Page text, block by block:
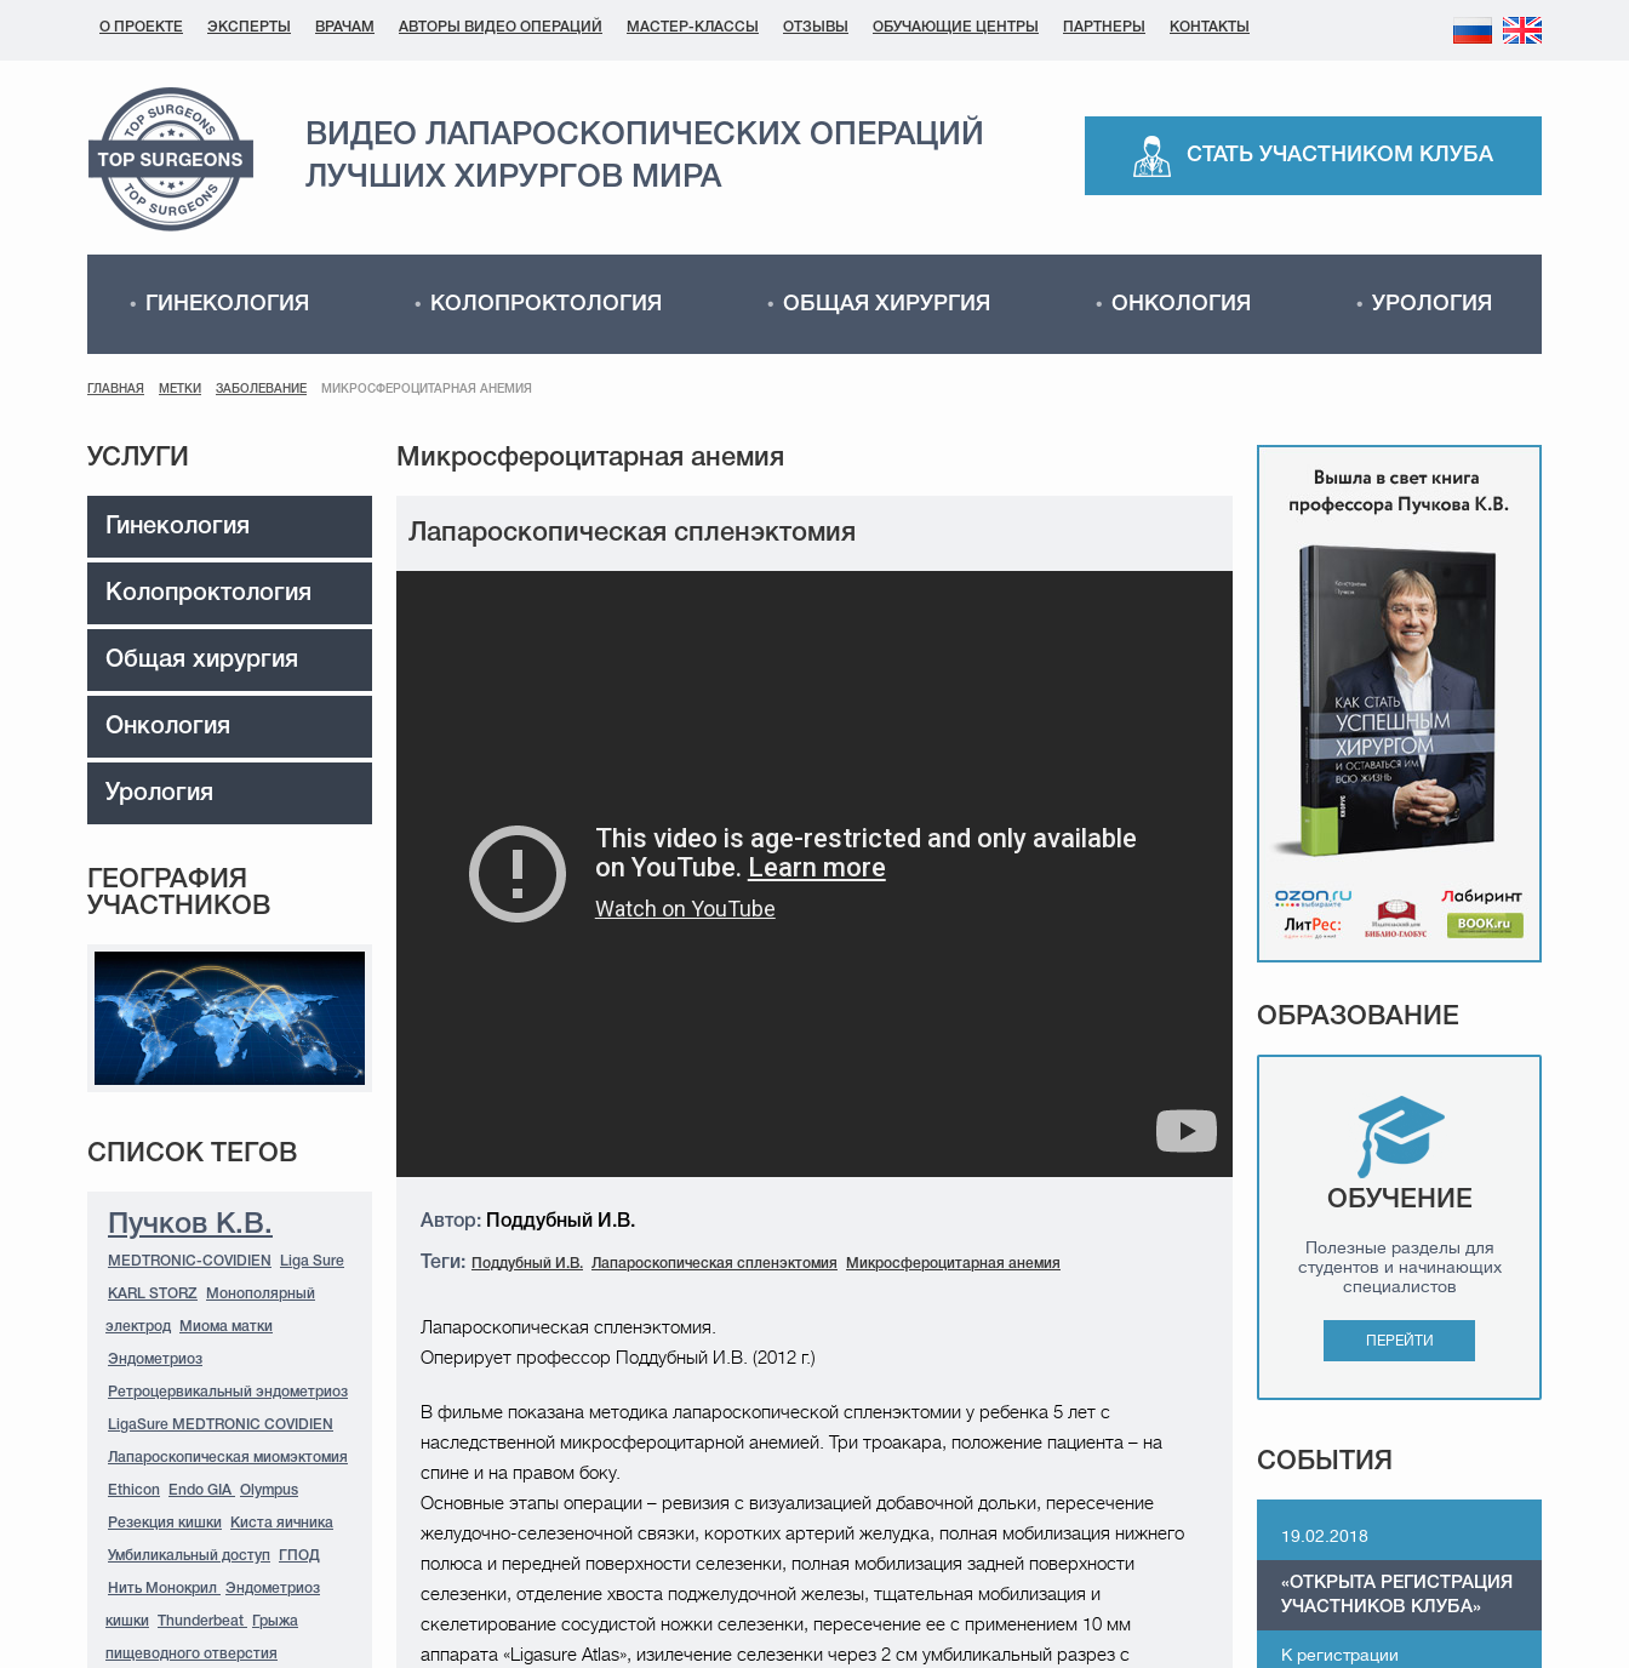
О ПРОЕКТЕ ЭКСПЕРТЫ ВРАЧАМ АВТОРЫ ВИДЕО ОПЕРАЦИЙ МАСТЕР-КЛАССЫ ОТЗЫВЫ ОБУЧАЮЩИЕ ЦЕНТРЫ ПАРТНЕРЫ КОНТАКТЫ
ВИДЕО ЛАПАРОСКОПИЧЕСКИХ ОПЕРАЦИЙ
ЛУЧШИХ ХИРУРГОВ МИРА
СТАТЬ УЧАСТНИКОМ КЛУБА
ГИНЕКОЛОГИЯ КОЛОПРОКТОЛОГИЯ ОБЩАЯ ХИРУРГИЯ ОНКОЛОГИЯ УРОЛОГИЯ
ГЛАВНАЯ МЕТКИ ЗАБОЛЕВАНИЕ МИКРОСФЕРОЦИТАРНАЯ АНЕМИЯ
УСЛУГИ
Гинекология
Колопроктология
Общая хирургия
Онкология
Урология
ГЕОГРАФИЯ
УЧАСТНИКОВ
СПИСОК ТЕГОВ
Пучков К.В.
MEDTRONIC-COVIDIEN Liga Sure
KARL STORZ Монополярный
электрод Миома матки
Эндометриоз
Ретроцервикальный эндометриоз
LigaSure MEDTRONIC COVIDIEN
Лапароскопическая миомэктомия
Ethicon Endo GIA Olympus
Резекция кишки Киста яичника
Умбиликальный доступ ГПОД
Нить Монокрил Эндометриоз
кишки Thunderbeat Грыжа
пищеводного отверстия
Лапароскопическая спленэктомия
Автор: Поддубный И.В.
Теги: Поддубный И.В. Лапароскопическая спленэктомия Микросфероцитарная анемия
Лапароскопическая спленэктомия.
Оперирует профессор Поддубный И.В. (2012 г.)
В фильме показана методика лапароскопической спленэктомии у ребенка 5 лет с
наследственной микросфероцитарной анемией. Три троакара, положение пациента – на
спине и на правом боку.
Основные этапы операции – ревизия с визуализацией добавочной дольки, пересечение
желудочно-селезеночной связки, коротких артерий желудка, полная мобилизация нижнего
полюса и передней поверхности селезенки, полная мобилизация задней поверхности
селезенки, отделение хвоста поджелудочной железы, тщательная мобилизация и
скелетирование сосудистой ножки селезенки, пересечение ее с применением 10 мм
аппарата «Ligasure Atlas», изилечение селезенки через 2 см умбиликальный разрез с
ОБРАЗОВАНИЕ
ОБУЧЕНИЕ
Полезные разделы для
студентов и начинающих
специалистов
ПЕРЕЙТИ
СОБЫТИЯ
19.02.2018
«ОТКРЫТА РЕГИСТРАЦИЯ
УЧАСТНИКОВ КЛУБА»
К регистрации